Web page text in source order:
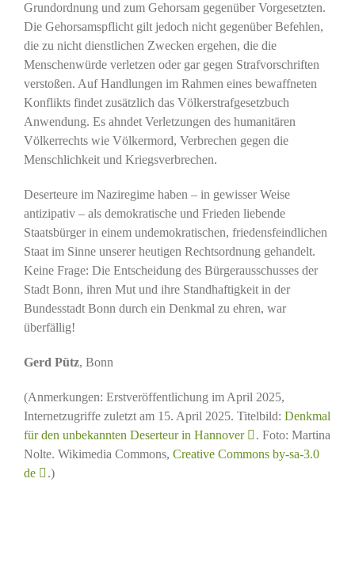
Grundordnung und zum Gehorsam gegenüber Vorgesetzten.
Die Gehorsamspflicht gilt jedoch nicht gegenüber Befehlen,
die zu nicht dienstlichen Zwecken ergehen, die die
Menschenwürde verletzen oder gar gegen Strafvorschriften
verstoßen. Auf Handlungen im Rahmen eines bewaffneten
Konflikts findet zusätzlich das Völkerstrafgesetzbuch
Anwendung. Es ahndet Verletzungen des humanitären
Völkerrechts wie Völkermord, Verbrechen gegen die
Menschlichkeit und Kriegsverbrechen.
Deserteure im Naziregime haben – in gewisser Weise
antizipativ – als demokratische und Frieden liebende
Staatsbürger in einem undemokratischen, friedensfeindlichen
Staat im Sinne unserer heutigen Rechtsordnung gehandelt.
Keine Frage: Die Entscheidung des Bürgerausschusses der
Stadt Bonn, ihren Mut und ihre Standhaftigkeit in der
Bundesstadt Bonn durch ein Denkmal zu ehren, war
überfällig!
Gerd Pütz, Bonn
(Anmerkungen: Erstveröffentlichung im April 2025,
Internetzugriffe zuletzt am 15. April 2025. Titelbild: Denkmal
für den unbekannten Deserteur in Hannover
. Foto: Martina
Nolte. Wikimedia Commons, Creative Commons by-sa-3.0
de
.)